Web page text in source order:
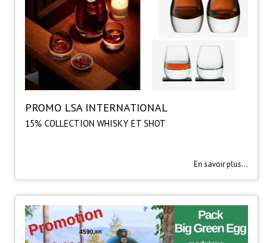
PROMO LSA INTERNATIONAL
15% COLLECTION WHISKY ET SHOT
En savoir plus...